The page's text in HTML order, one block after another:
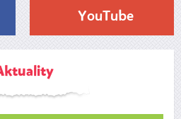
YouTube